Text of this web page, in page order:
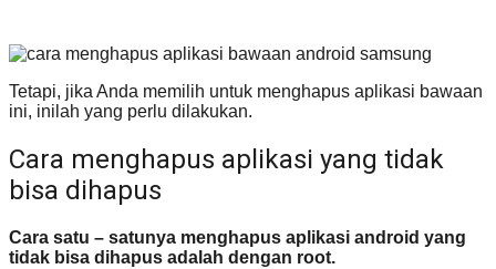
Tetapi, jika Anda memilih untuk menghapus aplikasi bawaan
ini, inilah yang perlu dilakukan.
Cara menghapus aplikasi yang tidak
bisa dihapus
Cara satu – satunya menghapus aplikasi android yang
tidak bisa dihapus adalah dengan root.